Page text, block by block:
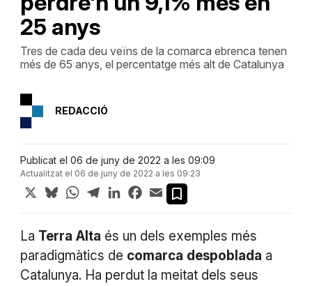
25 anys
Tres de cada deu veïns de la comarca ebrenca tenen
més de 65 anys, el percentatge més alt de Catalunya
REDACCIÓ
Publicat el 06 de juny de 2022 a les 09:09
Actualitzat el 06 de juny de 2022 a les 09:23
X BlueskyWhatsApp
TelegramLinkedInFacebook
Email
La Terra Alta és un dels exemples més
paradigmàtics de comarca despoblada a
Catalunya. Ha perdut la meitat dels seus